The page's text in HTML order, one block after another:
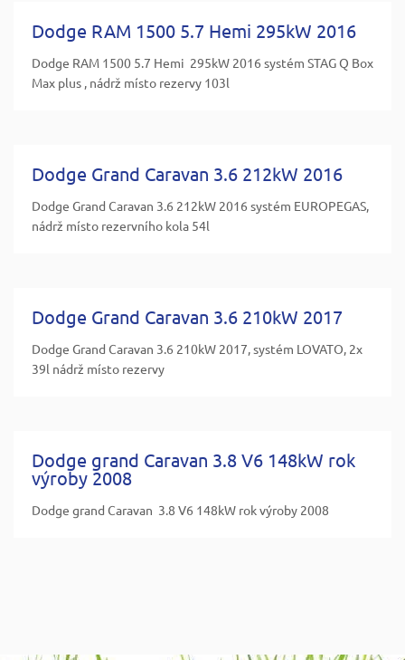
Dodge RAM 1500 5.7 Hemi 295kW 2016
Dodge RAM 1500 5.7 Hemi 295kW 2016 systém STAG Q Box
Max plus , nádrž místo rezervy 103l
Dodge Grand Caravan 3.6 212kW 2016
Dodge Grand Caravan 3.6 212kW 2016 systém EUROPEGAS,
nádrž místo rezervního kola 54l
Dodge Grand Caravan 3.6 210kW 2017
Dodge Grand Caravan 3.6 210kW 2017, systém LOVATO, 2x
39l nádrž místo rezervy
Dodge grand Caravan 3.8 V6 148kW rok
výroby 2008
Dodge grand Caravan 3.8 V6 148kW rok výroby 2008